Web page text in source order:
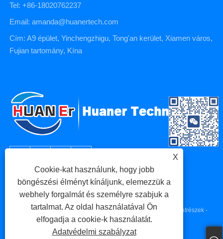
Tel: +86-18020762237
Email: amanda@huanertech.com
Cím: A9 épület, Yinchengzhigu, Tong'an kerület, Xiamen város,
Fujian tartomány, Kína
Copyright © 2023 Xiamen Huaner Technology Co., Ltd. - CNC
gépalkatrészek, CNC megmunkálási alkatrészek, fröccsöntő alkatrészek -
Minden jog fenntartva.
X
Cookie-kat használunk, hogy jobb
böngészési élményt kínáljunk, elemezzük a
webhely forgalmát és személyre szabjuk a
tartalmat. Az oldal használatával Ön
elfogadja a cookie-k használatát.
Adatvédelmi szabályzat